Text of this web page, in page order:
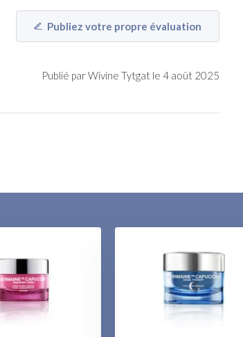
Publiez votre propre évaluation
Publié par Wivine Tytgat le 4 août 2025